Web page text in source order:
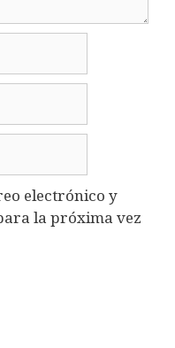
electrónico y
la próxima vez